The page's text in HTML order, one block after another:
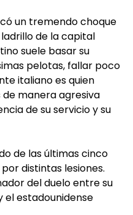
un tremendo choque
de la capital
suele basar su
pelotas, fallar poco
italiano es quien
manera agresiva
de su servicio y su
de las últimas cinco
distintas lesiones.
del duelo entre su
estadounidense